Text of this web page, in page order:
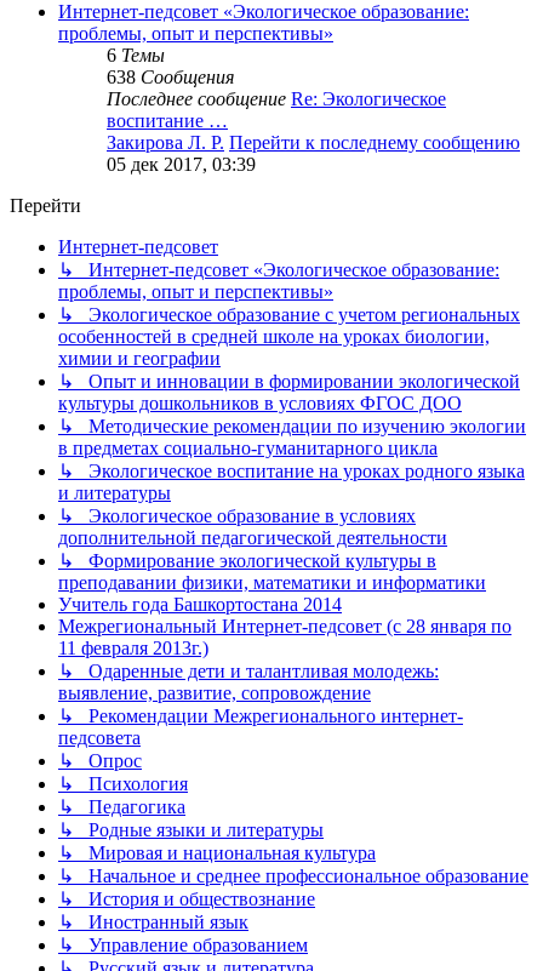
Интернет-педсовет «Экологическое образование:
проблемы, опыт и перспективы»
6 Темы
638 Сообщения
Последнее сообщение Re: Экологическое
воспитание …
Закирова Л. Р. Перейти к последнему сообщению
05 дек 2017, 03:39
Перейти
Интернет-педсовет
↳ Интернет-педсовет «Экологическое образование:
проблемы, опыт и перспективы»
↳ Экологическое образование с учетом региональных
особенностей в средней школе на уроках биологии,
химии и географии
↳ Опыт и инновации в формировании экологической
культуры дошкольников в условиях ФГОС ДОО
↳ Методические рекомендации по изучению экологии
в предметах социально-гуманитарного цикла
↳ Экологическое воспитание на уроках родного языка
и литературы
↳ Экологическое образование в условиях
дополнительной педагогической деятельности
↳ Формирование экологической культуры в
преподавании физики, математики и информатики
Учитель года Башкортостана 2014
Межрегиональный Интернет-педсовет (с 28 января по
11 февраля 2013г.)
↳ Одаренные дети и талантливая молодежь:
выявление, развитие, сопровождение
↳ Рекомендации Межрегионального интернет-
педсовета
↳ Опрос
↳ Психология
↳ Педагогика
↳ Родные языки и литературы
↳ Мировая и национальная культура
↳ Начальное и среднее профессиональное образование
↳ История и обществознание
↳ Иностранный язык
↳ Управление образованием